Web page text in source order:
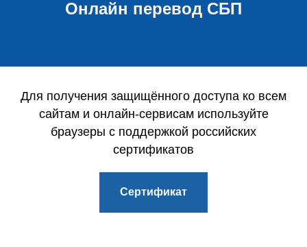
Онлайн перевод СБП
Для получения защищённого доступа ко всем
сайтам и онлайн-сервисам используйте
браузеры с поддержкой российских
сертификатов
Сертификат